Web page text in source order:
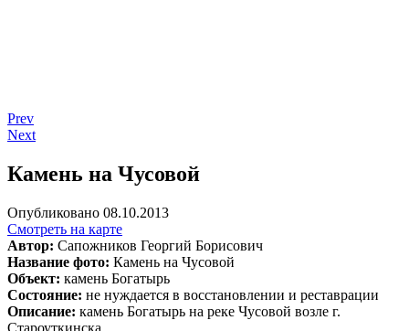
Prev
Next
Камень на Чусовой
Опубликовано 08.10.2013
Смотреть на карте
Автор: Сапожников Георгий Борисович
Название фото: Камень на Чусовой
Объект: камень Богатырь
Состояние: не нуждается в восстановлении и реставрации
Описание: камень Богатырь на реке Чусовой возле г.
Староуткинска